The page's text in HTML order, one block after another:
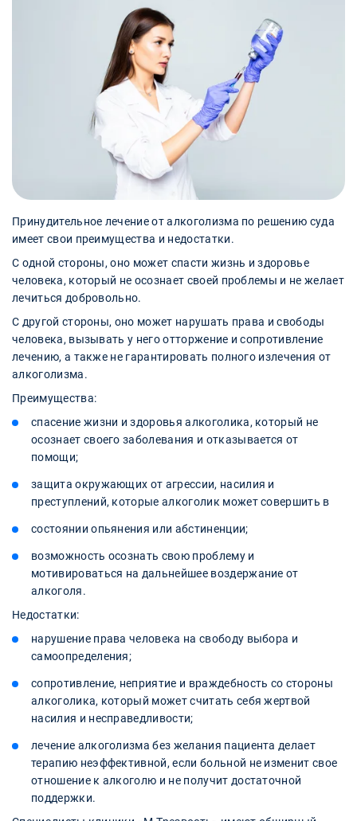
Принудительное лечение от алкоголизма по решению суда
имеет свои преимущества и недостатки.
С одной стороны, оно может спасти жизнь и здоровье
человека, который не осознает своей проблемы и не желает
лечиться добровольно.
С другой стороны, оно может нарушать права и свободы
человека, вызывать у него отторжение и сопротивление
лечению, а также не гарантировать полного излечения от
алкоголизма.
Преимущества:
спасение жизни и здоровья алкоголика, который не
осознает своего заболевания и отказывается от
помощи;
защита окружающих от агрессии, насилия и
преступлений, которые алкоголик может совершить в
состоянии опьянения или абстиненции;
возможность осознать свою проблему и
мотивироваться на дальнейшее воздержание от
алкоголя.
Недостатки:
нарушение права человека на свободу выбора и
самоопределения;
сопротивление, неприятие и враждебность со стороны
алкоголика, который может считать себя жертвой
насилия и несправедливости;
лечение алкоголизма без желания пациента делает
терапию неэффективной, если больной не изменит свое
отношение к алкоголю и не получит достаточной
поддержки.